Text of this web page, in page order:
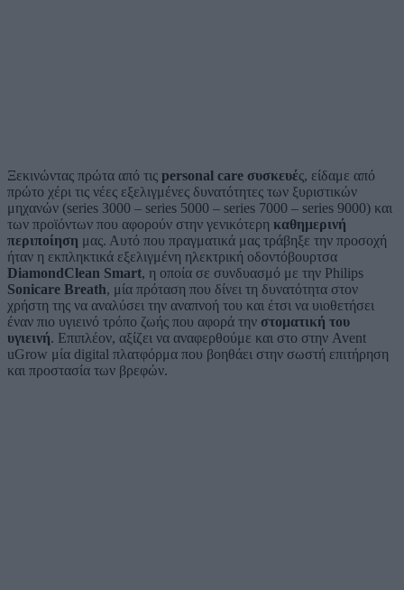
Ξεκινώντας πρώτα από τις personal care συσκευές, είδαμε από
πρώτο χέρι τις νέες εξελιγμένες δυνατότητες των ξυριστικών
μηχανών (series 3000 – series 5000 – series 7000 – series 9000) και
των προϊόντων που αφορούν στην γενικότερη καθημερινή
περιποίηση μας. Αυτό που πραγματικά μας τράβηξε την προσοχή
ήταν η εκπληκτικά εξελιγμένη ηλεκτρική οδοντόβουρτσα
DiamondClean Smart, η οποία σε συνδυασμό με την Philips
Sonicare Breath, μία πρόταση που δίνει τη δυνατότητα στον
χρήστη της να αναλύσει την αναπνοή του και έτσι να υιοθετήσει
έναν πιο υγιεινό τρόπο ζωής που αφορά την στοματική του
υγιεινή. Επιπλέον, αξίζει να αναφερθούμε και στο στην Avent
uGrow μία digital πλατφόρμα που βοηθάει στην σωστή επιτήρηση
και προστασία των βρεφών.